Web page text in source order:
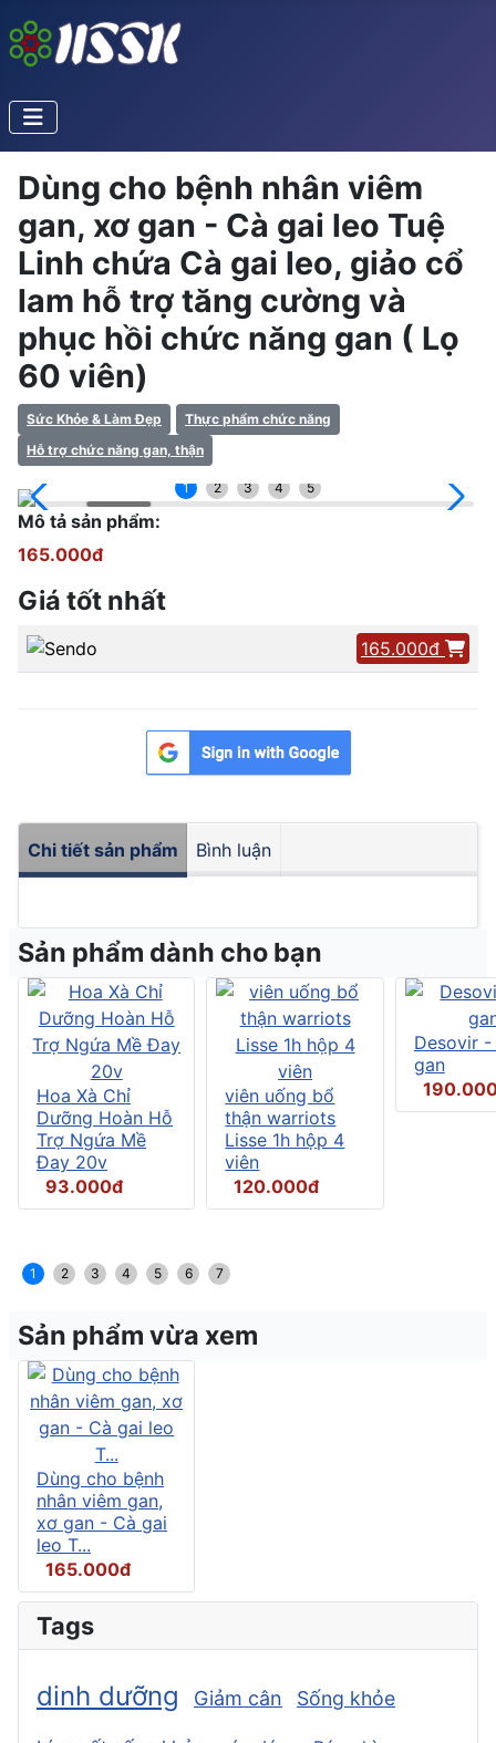
Dùng cho bệnh nhân viêm
gan, xơ gan - Cà gai leo Tuệ
Linh chứa Cà gai leo, giảo cổ
lam hỗ trợ tăng cường và
phục hồi chức năng gan ( Lọ
60 viên)
Sức Khỏe & Làm Đẹp
Thực phẩm chức năng
Hỗ trợ chức năng gan, thận
1 2 3 4 5
Mô tả sản phẩm:
165.000đ
Giá tốt nhất
165.000đ
Chi tiết sản phẩm Bình luận
Sản phẩm dành cho bạn
Hoa Xà Chỉ
Dưỡng Hoàn Hỗ
Trợ Ngứa Mề
Đay 20v
93.000đ
viên uống bổ
thận warriots
Lisse 1h hộp 4
viên
120.000đ
Desovir -
gan
1 2 3 4 5 6 7
Sản phẩm vừa xem
Dùng cho bệnh
nhân viêm gan,
xơ gan - Cà gai
leo T...
165.000đ
Tags
dinh dưỡng Giảm cân Sống khỏe